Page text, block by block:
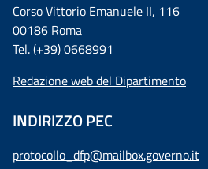
Corso Vittorio Emanuele II, 116
00186 Roma
Tel. (+39) 0668991
Redazione web del Dipartimento
INDIRIZZO PEC
protocollo_dfp@mailbox.governo.it